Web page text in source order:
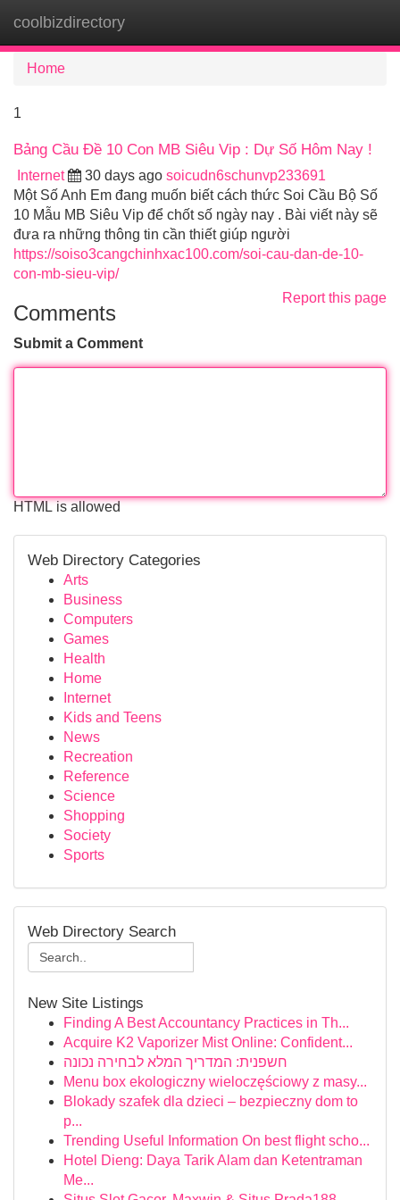
coolbizdirectory
Home
1
Bảng Cầu Đề 10 Con MB Siêu Vip : Dự Số Hôm Nay !
Internet 30 days ago soicudn6schunvp233691
Một Số Anh Em đang muốn biết cách thức Soi Cầu Bộ Số
10 Mẫu MB Siêu Vip để chốt số ngày nay . Bài viết này sẽ
đưa ra những thông tin cần thiết giúp người
https://soiso3cangchinhxac100.com/soi-cau-dan-de-10-
con-mb-sieu-vip/
Report this page
Comments
Submit a Comment
HTML is allowed
Web Directory Categories
Arts
Business
Computers
Games
Health
Home
Internet
Kids and Teens
News
Recreation
Reference
Science
Shopping
Society
Sports
Web Directory Search
New Site Listings
Finding A Best Accountancy Practices in Th...
Acquire K2 Vaporizer Mist Online: Confident...
חשפנית: המדריך המלא לבחירה נכונה
Menu box ekologiczny wieloczęściowy z masy...
Blokady szafek dla dzieci – bezpieczny dom to
p...
Trending Useful Information On best flight scho...
Hotel Dieng: Daya Tarik Alam dan Ketentraman
Me...